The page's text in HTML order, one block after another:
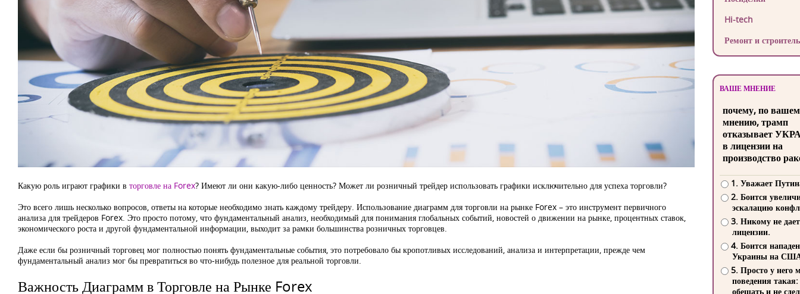
Какую роль играют графики в торговле на Forex? Имеют ли они какую-либо ценность? Может ли розничный трейдер использовать графики исключительно для успеха торговли?
Это всего лишь несколько вопросов, ответы на которые необходимо знать каждому трейдеру. Использование диаграмм для торговли на рынке Forex – это инструмент первичного
анализа для трейдеров Forex. Это просто потому, что фундаментальный анализ, необходимый для понимания глобальных событий, новостей о движении на рынке, процентных ставок,
экономического роста и другой фундаментальной информации, выходит за рамки большинства розничных торговцев.
Даже если бы розничный торговец мог полностью понять фундаментальные события, это потребовало бы кропотливых исследований, анализа и интерпретации, прежде чем
фундаментальный анализ мог бы превратиться во что-нибудь полезное для реальной торговли.
Важность Диаграмм в Торговле на Рынке Forex
Hi-tech
Ремонт и
ВАШЕ МНЕНИЕ
почему, по
мнению, трамп
отказывает
в лицензии на
производство
1. Уважает
2. Боится
эскалацию
3. Никому не
лицензии.
4. Боится
Украины на
5. Просто у него
поведения такая:
обещать и не